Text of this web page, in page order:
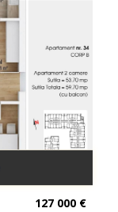
127 000 €